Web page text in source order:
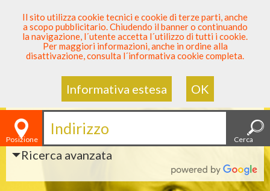
SEI DENTISTA? PARTECIPA
Sei QuiElenco Dentista Sicuro> Ricerca
IL DENTISTA SICURO PIÙ VICINO!
Indirizzo dove cercare
Posizione Cerca
Ricerca avanzata
Il sito utilizza cookie tecnici e cookie di terze parti, anche
a scopo pubblicitario. Chiudendo il banner o continuando
la navigazione, l´utente accetta l´utilizzo di tutti i cookie.
Per maggiori informazioni, anche in ordine alla
disattivazione, consulta l´informativa cookie completa.
Informativa estesa OK